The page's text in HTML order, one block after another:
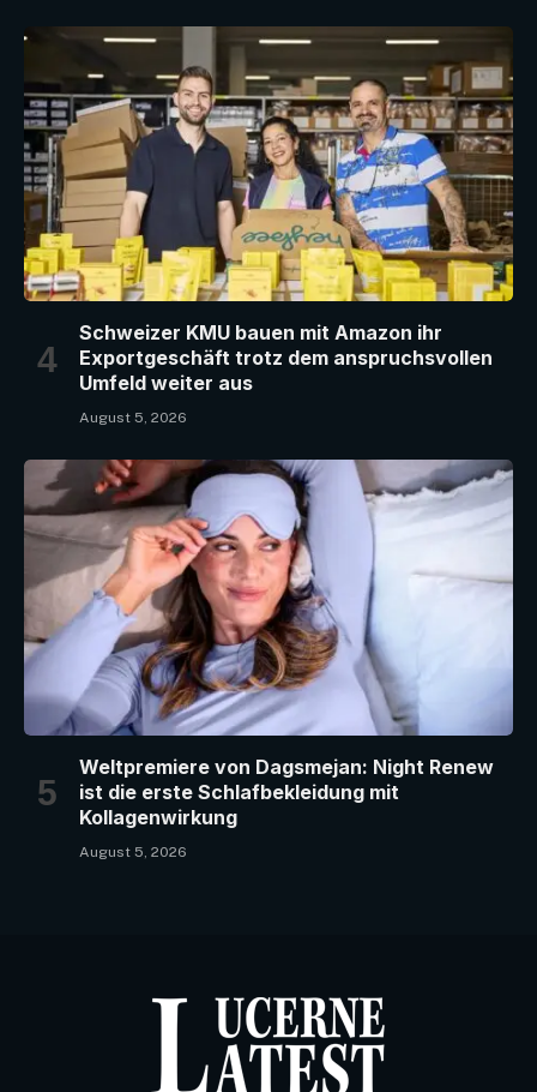
Schweizer KMU bauen mit Amazon ihr
Exportgeschäft trotz dem anspruchsvollen
Umfeld weiter aus
August 5, 2026
Weltpremiere von Dagsmejan: Night Renew
ist die erste Schlafbekleidung mit
Kollagenwirkung
August 5, 2026